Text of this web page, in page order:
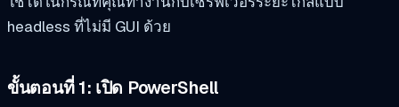
headless ที่ไม่มี GUI ด้วย
ขั้นตอนที่ 1: เปิด PowerShell